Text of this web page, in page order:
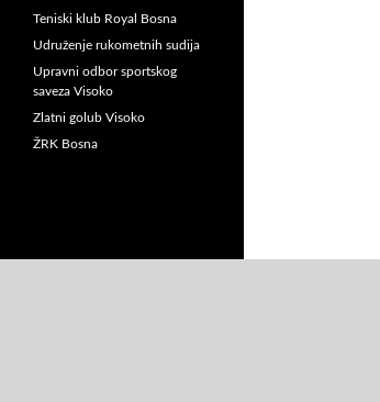
Teniski klub Royal Bosna
Udruženje rukometnih sudija
Upravni odbor sportskog
saveza Visoko
Zlatni golub Visoko
ŽRK Bosna